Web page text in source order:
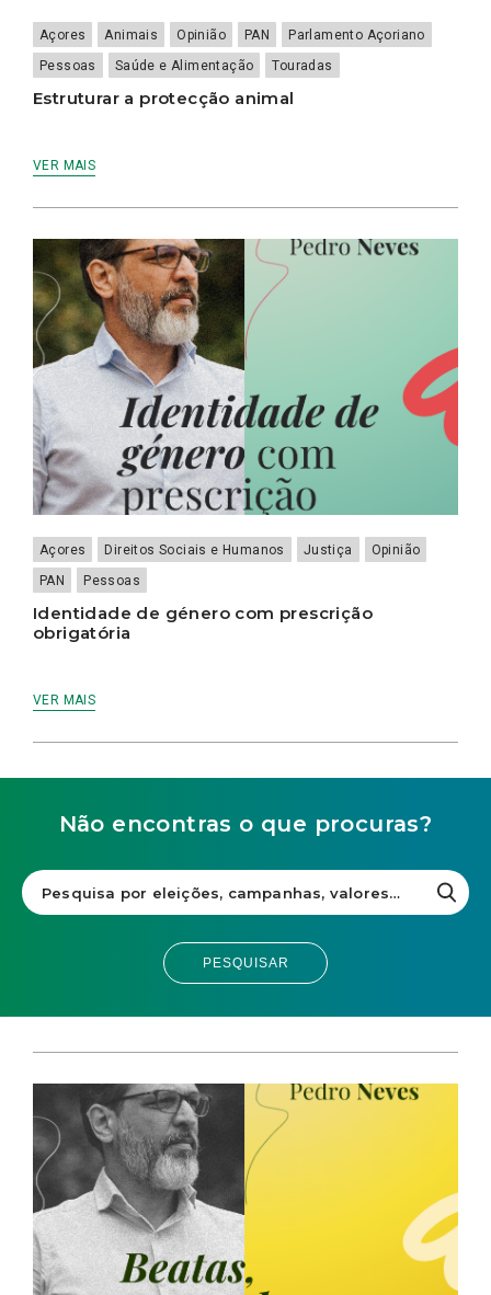
Açores Animais Opinião PAN
Parlamento Açoriano
Pessoas
Saúde e Alimentação Touradas
Estruturar a protecção animal
VER MAIS
Açores Direitos Sociais e Humanos Justiça
Opinião
PAN
Pessoas
Identidade de género com prescrição
obrigatória
VER MAIS
Não encontras o que procuras?
PESQUISAR